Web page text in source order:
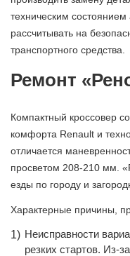
техническим
рассчитывать на
транспортного средства.
Ремонт
Компактный кроссовер
комфорта Renault и
отличается
просветом 208-210 мм.
езды по городу и
Характерные причины,
Неисправности
резких стартов. Из-